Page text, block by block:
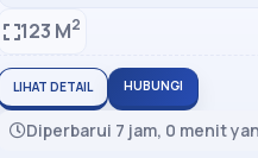
123 M2
LIHAT DETAIL HUBUNGI
Diperbarui 7 jam, 0 menit